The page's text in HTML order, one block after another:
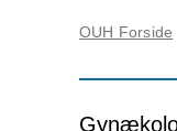
OUH Forside